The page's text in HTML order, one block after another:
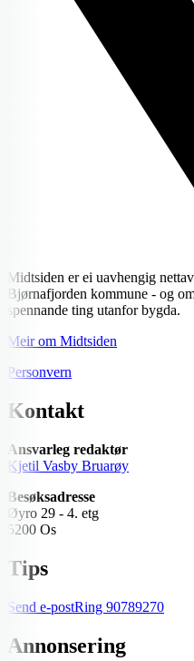
Midtsiden er ei uavhengig
Bjørnafjorden kommune - og
spennande ting utanfor bygda.
Meir om Midtsiden
Personvern
Kontakt
Ansvarleg redaktør
Kjetil Vasby Bruarøy
Besøksadresse
Øyro 29 - 4. etg
5200 Os
Tips
Send e-postRing 90789270
Annonsering